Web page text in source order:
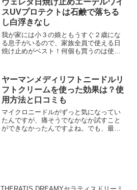
グといえば「マナラホット...
ヴェレダ日焼け止めエーデルワイ
スUVプロテクトは石鹸で落ちる
し白浮きなし
我が家には小３の娘ともうすぐ２歳にな
る息子がいるので、家族全員で使える日
焼け止めがベスト！何個も買うのは使い
買いません。小さい子供がいる人にはお
なじみのヴェレダ（WEL...
ヤーマンメディリフトニードルリ
フトクリームを使った効果は？使
用方法と口コミも
マイクロニードルがずっと気になってい
たんですが、痛そうでなかなか試すこと
ができなかったんですよね。でも、最近